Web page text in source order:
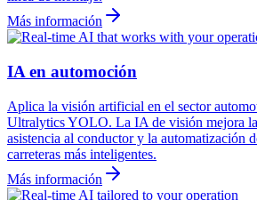
Más información
IA en automoción
Aplica la visión artificial en el sector
Ultralytics YOLO. La IA de visión mejora
asistencia al conductor y la automatización
carreteras más inteligentes.
Más información